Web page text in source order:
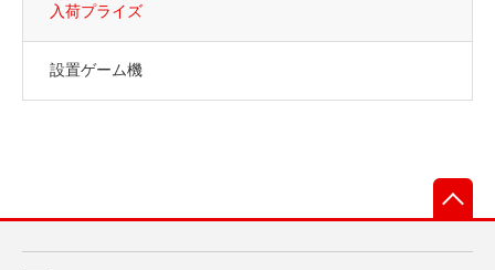
入荷プライズ
設置ゲーム機